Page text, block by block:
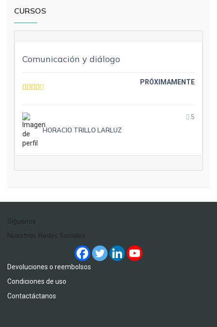
CURSOS
Comunicación y diálogo
PRÓXIMAMENTE
HORACIO TRILLO LARLUZ
5
Síguenos
Nuestras Redes Sociales
Devoluciones o reembolsos
Condiciones de uso
Contactáctanos